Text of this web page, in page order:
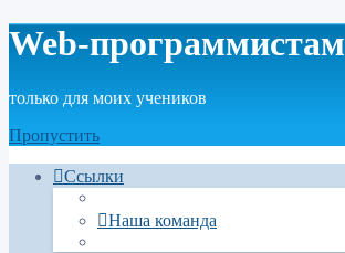
Web-программистам
только для моих учеников
Пропустить
Ссылки
Наша команда